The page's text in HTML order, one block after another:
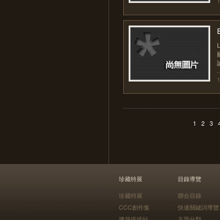
1 2 3
珍藏特展
珍藏特展
CCC創作集
目錄導覽
聯合目錄
快速關鍵詞導覽